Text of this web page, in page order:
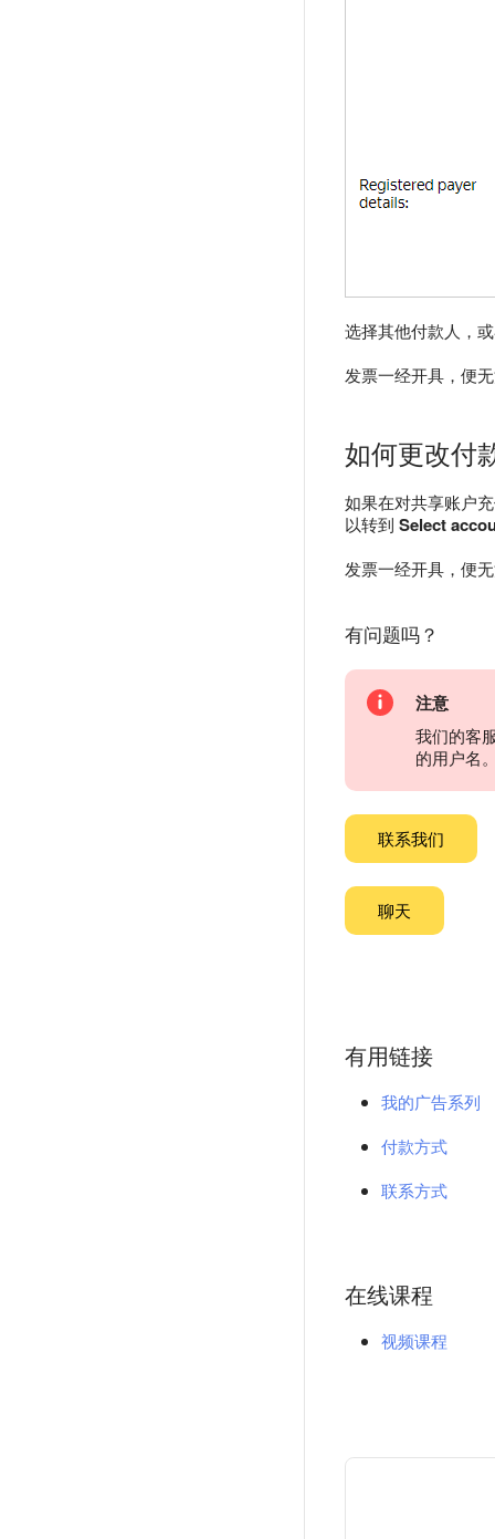
选择其他付款人，
发票一经开具，便
如何更改付
如果在对共享账户
以转到 Select
发票一经开具，便
有问题吗？
注意
我们的客
的用户名
联系我们
聊天
有用链接
我的广告系列
付款方式
联系方式
在线课程
视频课程